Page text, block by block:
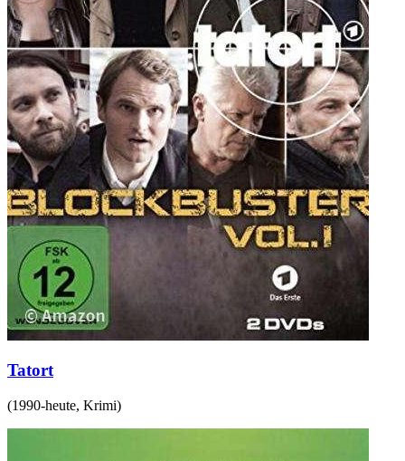
Tatort
(1990-heute, Krimi)